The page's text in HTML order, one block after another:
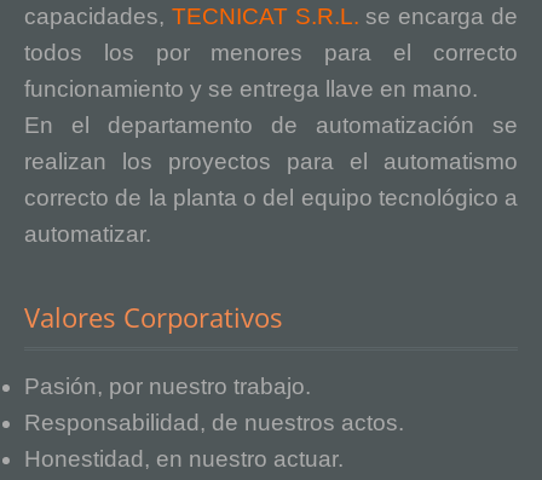
capacidades, TECNICAT S.R.L. se encarga de
todos los por menores para el correcto
funcionamiento y se entrega llave en mano.
En el departamento de automatización se
realizan los proyectos para el automatismo
correcto de la planta o del equipo tecnológico a
automatizar.
Valores Corporativos
Pasión, por nuestro trabajo.
Responsabilidad, de nuestros actos.
Honestidad, en nuestro actuar.